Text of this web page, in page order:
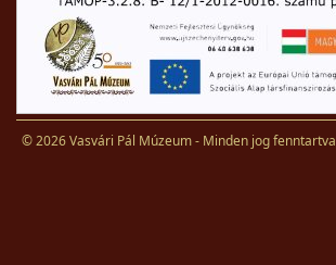
© 2026 Vasvári Pál Múzeum - Minden jog fenntartva